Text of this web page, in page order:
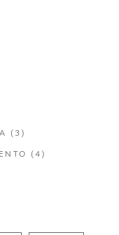
(3)
(4)